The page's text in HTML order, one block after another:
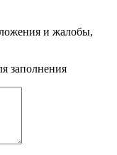
и жалобы,
заполнения